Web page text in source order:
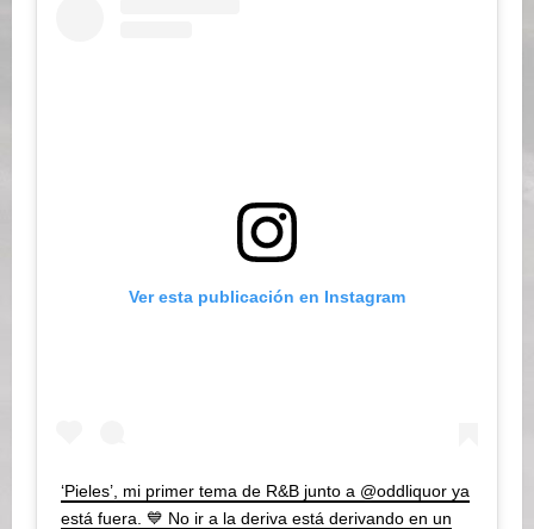
Ver esta publicación en Instagram
‘Pieles’, mi primer tema de R&B junto a @oddliquor ya
está fuera. 💙 No ir a la deriva está derivando en un